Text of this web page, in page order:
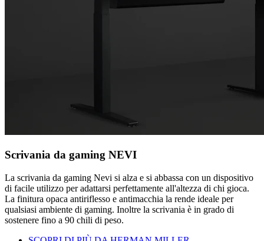
Scrivania da gaming NEVI
La scrivania da gaming Nevi si alza e si abbassa con un dispositivo
di facile utilizzo per adattarsi perfettamente all'altezza di chi gioca.
La finitura opaca antiriflesso e antimacchia la rende ideale per
qualsiasi ambiente di gaming. Inoltre la scrivania è in grado di
sostenere fino a 90 chili di peso.